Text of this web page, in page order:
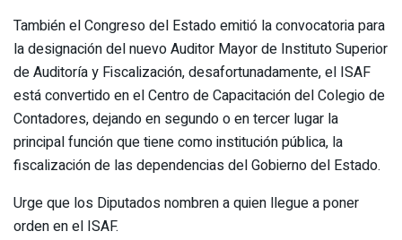
También el Congreso del Estado emitió la convocatoria para
la designación del nuevo Auditor Mayor de Instituto Superior
de Auditoría y Fiscalización, desafortunadamente, el ISAF
está convertido en el Centro de Capacitación del Colegio de
Contadores, dejando en segundo o en tercer lugar la
principal función que tiene como institución pública, la
fiscalización de las dependencias del Gobierno del Estado.
Urge que los Diputados nombren a quien llegue a poner
orden en el ISAF.